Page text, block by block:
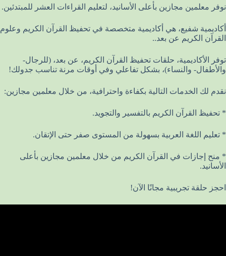
نوفر معلمين مجازين بأعلى الأسانيد، لتعليم القراءات العشر للمبتدئين.
أكاديمية شفيع، هي أكاديمية متخصصة في تحفيظ القرآن الكريم وعلوم
القرآن الكريم عن بعد..
توفر الأكاديمية، حلقات تحفيظ القرآن الكريم، عن بعد، (للرجال-
والأطفال- والنساء)، بشكل تفاعلي وفي أوقات مرنة تناسب جدولك!
نقدم لك الخدمات التالية بكفاءة واحترافية، من خلال معلمين مجازين:
* تحفيظ القرآن الكريم بالتفسير والتجويد.
* تعليم اللغة العربية بسهولة من المستوى صفر حتى الإتقان.
* منح إجازات في القرآن الكريم من خلال معلمين مجازين بأعلى
الأسانيد.
احجز حلقة تجريبية مجانًا الآن!